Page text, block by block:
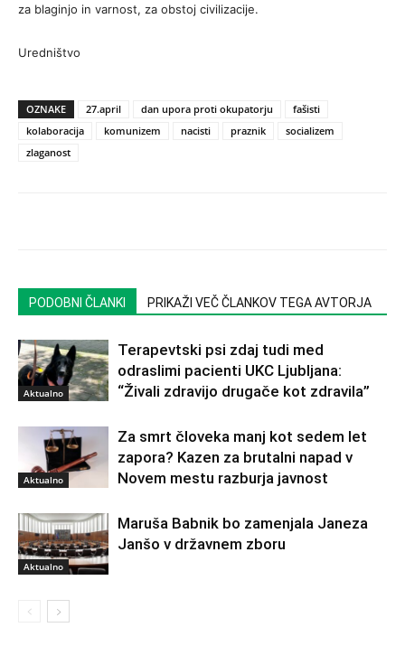
za blaginjo in varnost, za obstoj civilizacije.
Uredništvo
OZNAKE 27.april dan upora proti okupatorju
fašisti
kolaboracija
komunizem nacisti praznik
socializem
zlaganost
PODOBNI ČLANKI PRIKAŽI VEČ ČLANKOV TEGA AVTORJA
Aktualno
Terapevtski psi zdaj tudi med
odraslimi pacienti UKC Ljubljana:
“Živali zdravijo drugače kot zdravila”
Aktualno
Za smrt človeka manj kot sedem let
zapora? Kazen za brutalni napad v
Novem mestu razburja javnost
Aktualno
Maruša Babnik bo zamenjala Janeza
Janšo v državnem zboru